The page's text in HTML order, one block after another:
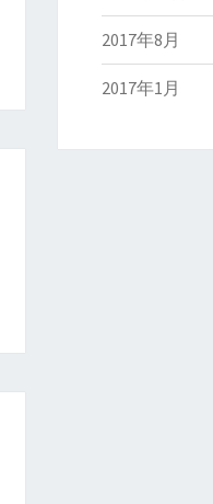
2017年8月
2017年1月